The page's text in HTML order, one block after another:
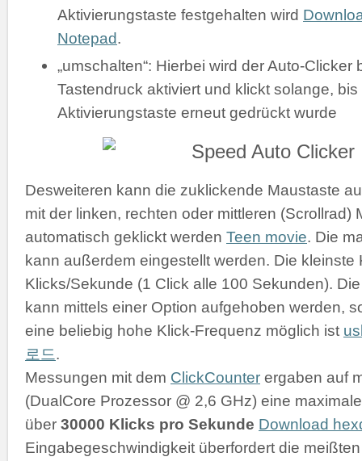
Aktivierungstaste festgehalten wird
Notepad.
„umschalten“: Hierbei wird der Auto-Clicker
Tastendruck aktiviert und klickt solange, bis
Aktivierungstaste erneut gedrückt wurde
Desweiteren kann die zuklickende Maustaste
mit der linken, rechten oder mittleren (Scrollrad)
automatisch geklickt werden Teen movie. Die
kann außerdem eingestellt werden. Die kleinste
Klicks/Sekunde (1 Click alle 100 Sekunden).
kann mittels einer Option aufgehoben werden,
eine beliebig hohe Klick-Frequenz möglich ist
로드.
Messungen mit dem ClickCounter ergaben auf
(DualCore Prozessor @ 2,6 GHz) eine
über 30000 Klicks pro Sekunde Download
Eingabegeschwindigkeit überfordert die